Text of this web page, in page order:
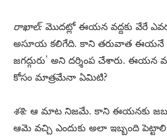
రాఖాల్:మొదట్లో ఈయన వద్దకు వేరే
అసూయ కలిగేది. కాని తరువాత ఈయనే
జగద్గురు’ అని దర్శింప చేశారు. ఈయన
కోసం మాత్రమేనా ఏమిటి?
శశి: ఆ మాట నిజమే. కాని ఈయనకు జబ్బు
ఆమె వచ్చి ఎందుకు అలా ఇబ్బంది